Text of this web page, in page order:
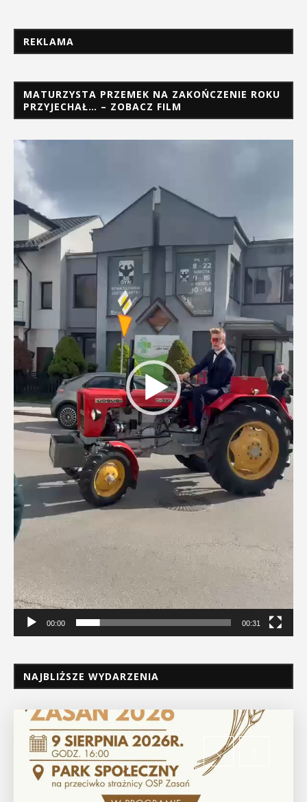
REKLAMA
MATURZYSTA PRZEMEK NA ZAKOŃCZENIE ROKU
PRZYJECHAŁ… – ZOBACZ FILM
Odtwarzacz
00:00 00:31
NAJBLIŻSZE WYDARZENIA